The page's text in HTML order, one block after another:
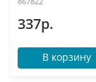
337р.
В корзину